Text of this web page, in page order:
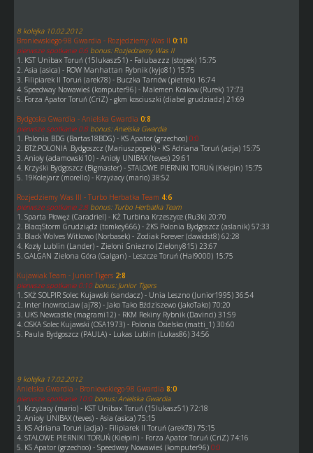
8 kolejka 10.02.2012
Broniewskiego-98 Gwardia - Rozjedziemy Was II 0:10
pierwsze spotkanie 0:6 bonus: Rozjedziemy Was II
1. KST Unibax Toruń (15lukasz51) - Falubazzz (stopek) 15:75
2. Asia (asica) - ROW Manhattan Rybnik (kyjo81) 15:75
3. Filipiarek II Toruń (arek78) - Buczka Tarnów (pietrek) 16:74
4. Speedway Nowawieś (komputer96) - Malemen Krakow (Rurek) 17:73
5. Forza Apator Toruń (CriZ) - gkm kosciuszki (diabel grudziadz) 21:69
Bydgoska Gwardia - Anielska Gwardia 0:8
pierwsze spotkanie 0:8 bonus: Anielska Gwardia
1. Polonia BDG (Bartas18BDG) - KS Apator (grzechoo) 0:0
2. BTŻ.POLONIA .Bydgoszcz (Mariuszpopek) - KS Adriana Toruń (adja) 15:75
3. Anioły (adamowski10) - Anioły UNIBAX (teves) 29:61
4. Krzyśki Bydgoszcz (Bigmaster) - STALOWE PIERNIKI TORUŃ (Kiełpin) 15:75
5. 19Kolejarz (morello) - Krzyżacy (mario) 38:52
Rozjedziemy Was III - Turbo Herbatka Team 4:6
pierwsze spotkanie 2:8 bonus: Turbo Herbatka Team
1. Sparta Płowęż (Caradriel) - KŻ Turbina Krzeszyce (Ru3k) 20:70
2. BlacqStorm Grudziądz (tomkey666) - ŻKS Polonia Bydgoszcz (aslanik) 57:33
3. Black Wolves Witkowo (Norbasek) - Zodiak Forever (dawidst8) 62:28
4. Kozły Lublin (Lander) - Zieloni Gniezno (Zielony815) 23:67
5. GALGAN Zielona Góra (Galgan) - Leszcze Toruń (Hal9000) 15:75
Kujawiak Team - Junior Tigers 2:8
pierwsze spotkanie 0:10 bonus: Junior Tigers
1. SKŻ SOLPIR Solec Kujawski (sandacz) - Unia Leszno (Junior1995) 36:54
2. Inter InowrocLaw (aj78) - Jako Tako Bździszewo (JakoTako) 70:20
3. UKS Newcastle (magrami12) - RKM Rekiny Rybnik (Davinci) 31:59
4. OSKA Solec Kujawski (OSA1973) - Polonia Osielsko (matti_1) 30:60
5. Paula Bydgoszcz (PAULA) - Lukas Lublin (Lukas86) 34:56
9 kolejka 17.02.2012
Anielska Gwardia - Broniewskiego-98 Gwardia 8:0
pierwsze spotkanie 10:0 bonus: Anielska Gwardia
1. Krzyżacy (mario) - KST Unibax Toruń (15lukasz51) 72:18
2. Anioły UNIBAX (teves) - Asia (asica) 75:15
3. KS Adriana Toruń (adja) - Filipiarek II Toruń (arek78) 75:15
4. STALOWE PIERNIKI TORUŃ (Kiełpin) - Forza Apator Toruń (CriZ) 74:16
5. KS Apator (grzechoo) - Speedway Nowawieś (komputer96) 0:0